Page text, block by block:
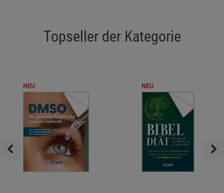
Topseller der Kategorie
NEU NEU